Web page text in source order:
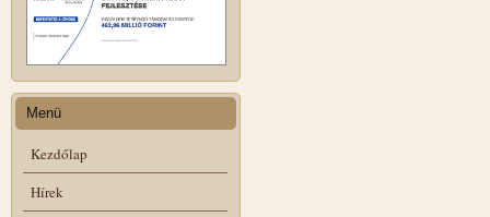
Menü
Kezdőlap
Hírek